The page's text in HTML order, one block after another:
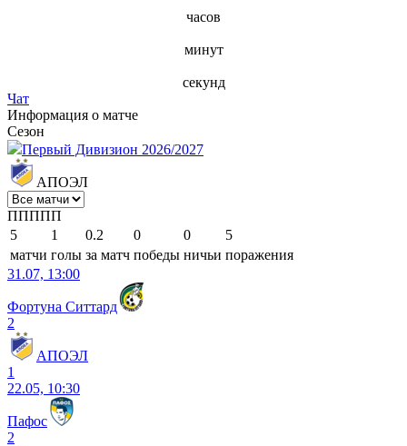
часов
минут
секунд
Чат
Информация о матче
Сезон
Первый Дивизион 2026/2027
АПОЭЛ
ППППП
5
1 0.2 0 0
5
матчи голы за матч победы ничьи поражения
31.07, 13:00
Фортуна Ситтард
2
АПОЭЛ
1
22.05, 10:30
Пафос
2